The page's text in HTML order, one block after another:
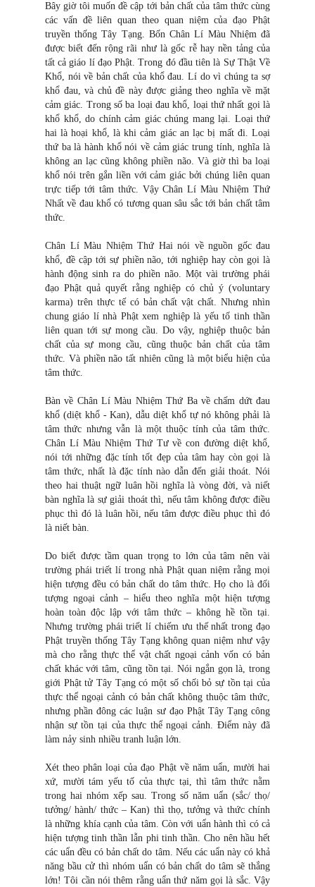
Bây giờ tôi muốn đề cập tới bản chất của tâm thức cùng
các vấn đề liên quan theo quan niệm của đạo Phật
truyền thống Tây Tạng. Bốn Chân Lí Màu Nhiệm đã
được biết đến rộng rãi như là gốc rễ hay nền tảng của
tất cả giáo lí đạo Phật. Trong đó đầu tiên là Sự Thật Về
Khổ, nói về bản chất của khổ đau. Lí do vì chúng ta sợ
khổ đau, và chủ đề này được giảng theo nghĩa về mặt
cảm giác. Trong số ba loại đau khổ, loại thứ nhất gọi là
khổ khổ, do chính cảm giác chúng mang lại. Loại thứ
hai là hoại khổ, là khi cảm giác an lạc bị mất đi. Loại
thứ ba là hành khổ nói về cảm giác trung tính, nghĩa là
không an lạc cũng không phiền não. Và giờ thì ba loại
khổ nói trên gắn liền với cảm giác bởi chúng liên quan
trực tiếp tới tâm thức. Vậy Chân Lí Màu Nhiệm Thứ
Nhất về đau khổ có tương quan sâu sắc tới bản chất tâm
thức.
Chân Lí Màu Nhiệm Thứ Hai nói về nguồn gốc đau
khổ, đề cập tới sự phiền não, tới nghiệp hay còn gọi là
hành động sinh ra do phiền não. Một vài trường phái
đạo Phật quả quyết rằng nghiệp có chủ ý (voluntary
karma) trên thực tế có bản chất vật chất. Nhưng nhìn
chung giáo lí nhà Phật xem nghiệp là yếu tố tinh thần
liên quan tới sự mong cầu. Do vậy, nghiệp thuộc bản
chất của sự mong cầu, cũng thuộc bản chất của tâm
thức. Và phiền não tất nhiên cũng là một biểu hiện của
tâm thức.
Bàn về Chân Lí Màu Nhiệm Thứ Ba về chấm dứt đau
khổ (diệt khổ - Kan), dẫu diệt khổ tự nó không phải là
tâm thức nhưng vẫn là một thuộc tính của tâm thức.
Chân Lí Màu Nhiệm Thứ Tư về con đường diệt khổ,
nói tới những đặc tính tốt đẹp của tâm hay còn gọi là
tâm thức, nhất là đặc tính nào dẫn đến giải thoát. Nói
theo hai thuật ngữ luân hồi nghĩa là vòng đời, và niết
bàn nghĩa là sự giải thoát thì, nếu tâm không được điều
phục thì đó là luân hồi, nếu tâm được điều phục thì đó
là niết bàn.
Do biết được tầm quan trọng to lớn của tâm nên vài
trường phái triết lí trong nhà Phật quan niệm rằng mọi
hiện tượng đều có bản chất do tâm thức. Họ cho là đối
tượng ngoại cảnh – hiểu theo nghĩa một hiện tượng
hoàn toàn độc lập với tâm thức – không hề tồn tại.
Nhưng trường phái triết lí chiếm ưu thế nhất trong đạo
Phật truyền thống Tây Tạng không quan niệm như vậy
mà cho rằng thực thể vật chất ngoại cảnh vốn có bản
chất khác với tâm, cũng tồn tại. Nói ngắn gọn là, trong
giới Phật tử Tây Tạng có một số chối bỏ sự tồn tại của
thực thể ngoại cảnh có bản chất không thuộc tâm thức,
nhưng phần đông các luận sư đạo Phật Tây Tạng công
nhận sự tồn tại của thực thể ngoại cảnh. Điểm này đã
làm nảy sinh nhiều tranh luận lớn.
Xét theo phân loại của đạo Phật về năm uẩn, mười hai
xứ, mười tám yếu tố của thực tại, thì tâm thức nằm
trong hai nhóm xếp sau. Trong số năm uẩn (sắc/ thọ/
tưởng/ hành/ thức – Kan) thì thọ, tưởng và thức chính
là những khía cạnh của tâm. Còn với uẩn hành thì có cả
hiện tượng tinh thần lẫn phi tinh thần. Cho nên hầu hết
các uẩn đều có bản chất do tâm. Nếu các uẩn này có khả
năng bầu cử thì nhóm uẩn có bản chất do tâm sẽ thắng
lớn! Tôi cần nói thêm rằng uẩn thứ năm gọi là sắc. Vậy